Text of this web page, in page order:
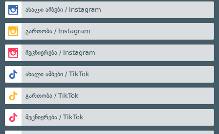
ახალი ამბები / Instagram
გართობა / Instagram
მეცნიერება / Instagram
ახალი ამბები / TikTok
გართობა / TikTok
მეცნიერება / TikTok